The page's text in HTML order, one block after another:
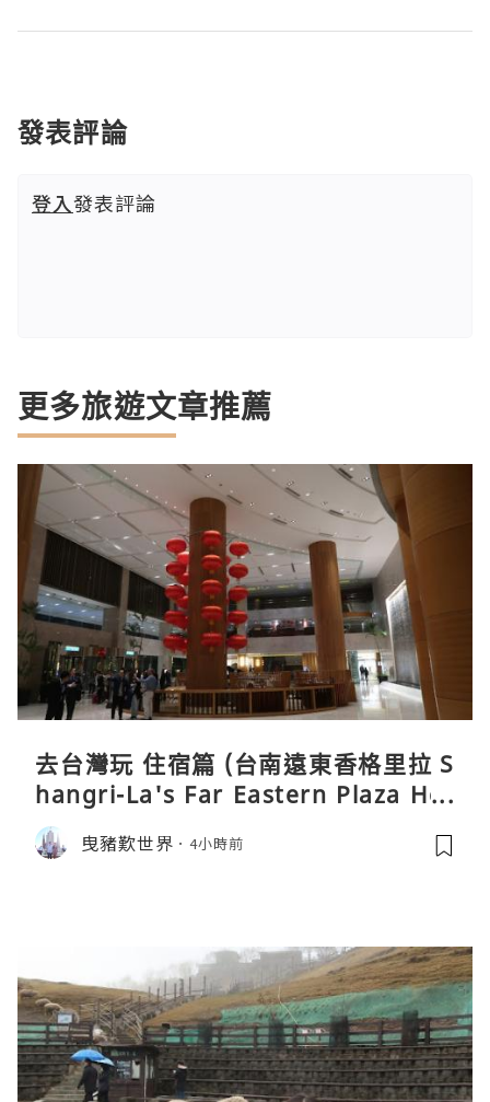
發表評論
登入發表評論
更多旅遊文章推薦
去台灣玩 住宿篇 (台南遠東香格里拉 S
hangri-La's Far Eastern Plaza Hot
el, Tainan)
曳豬歎世界 4小時前